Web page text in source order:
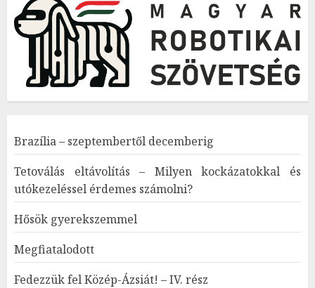
Brazília – szeptembertől decemberig
Tetoválás eltávolítás – Milyen kockázatokkal és
utókezeléssel érdemes számolni?
Hősök gyerekszemmel
Megfiatalodott
Fedezzük fel Közép-Ázsiát! – IV. rész